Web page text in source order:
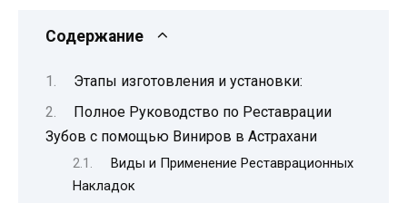
Содержание
Этапы изготовления и установки:
Полное Руководство по Реставрации
Зубов с помощью Виниров в Астрахани
Виды и Применение Реставрационных
Накладок